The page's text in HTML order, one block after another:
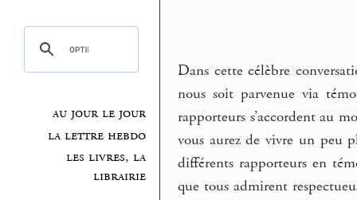
au jour le jour
la lettre hebdo
les livres, la
librairie
Dans cette célèbre
nous soit parvenue via
rapporteurs s’accordent au
vous aurez de vivre un peu
différents rapporteurs en
que tous admirent